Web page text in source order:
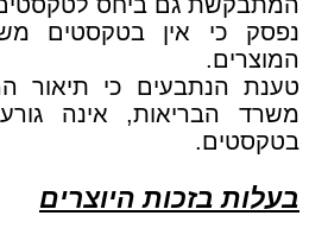
נפסק כי אין בטקסטים
המוצרים.
טענת הנתבעים כי תיאור
משרד הבריאות, אינה
בטקסטים.
בעלות בזכות היוצרים